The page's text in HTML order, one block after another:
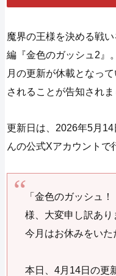
魔界の王様を決める戦
編『金色のガッシュ2』
月の更新が休載となっ
されることが告知されま
更新日は、2026年5月
んの公式Xアカウントで
「金色のガッシュ
様、大変申し訳あり
今月はお休みをいた
本日、4月14日の更